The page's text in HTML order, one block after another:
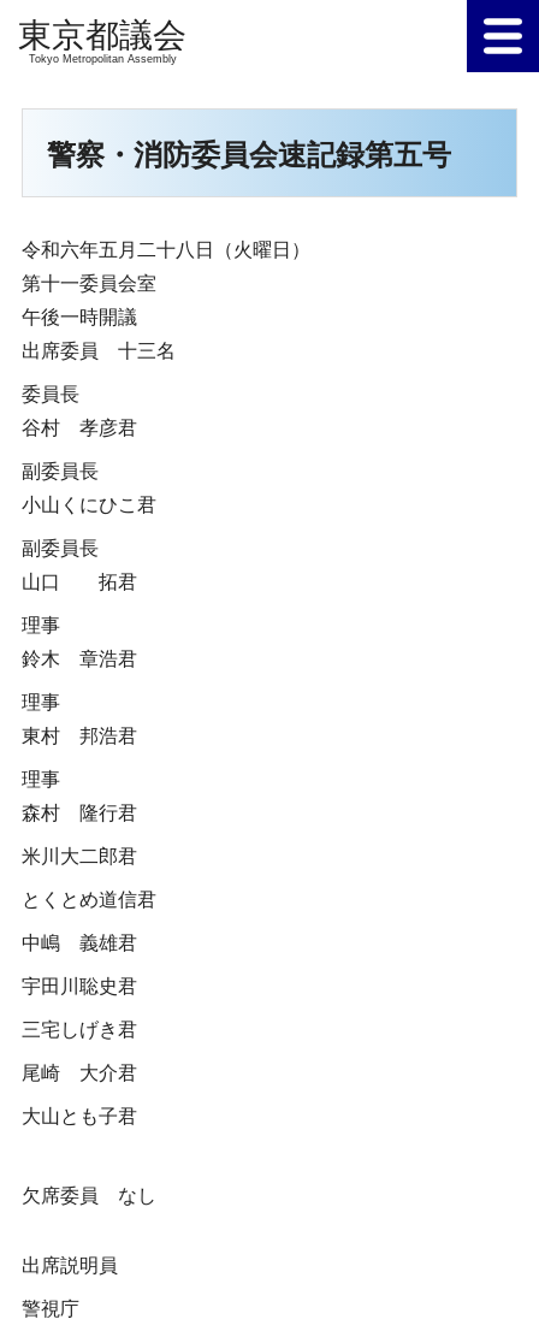
Tokyo Metropolitan Assembly
警察・消防委員会速記録第五号
令和六年五月二十八日（火曜日）
第十一委員会室
午後一時開議
出席委員 十三名
委員長
谷村 孝彦君
副委員長
小山くにひこ君
副委員長
山口 拓君
理事
鈴木 章浩君
理事
東村 邦浩君
理事
森村 隆行君
米川大二郎君
とくとめ道信君
中嶋 義雄君
宇田川聡史君
三宅しげき君
尾崎 大介君
大山とも子君
欠席委員 なし
出席説明員
警視庁